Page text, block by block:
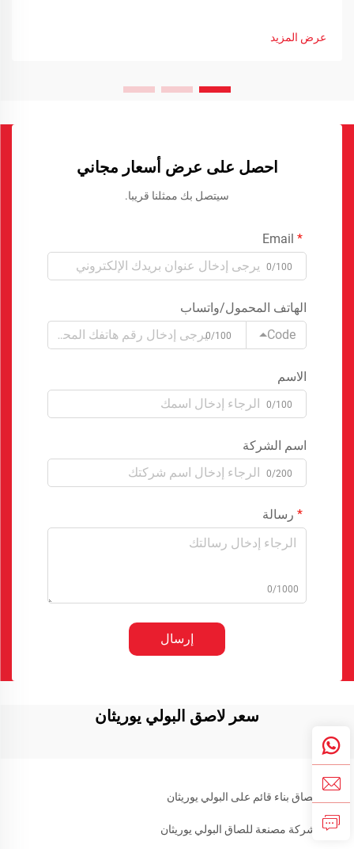
عرض المزيد
احصل على عرض أسعار مجاني
سيتصل بك ممثلنا قريبا.
0/100
الهاتف المحمول/واتساب
Code
0/100
الاسم
0/100
اسم الشركة
0/200
رسالة
0/1000
إرسال
سعر لاصق البولي يوريثان
لصاق بناء قائم على البولي يوريثان
شركة مصنعة للصاق البولي يوريثان